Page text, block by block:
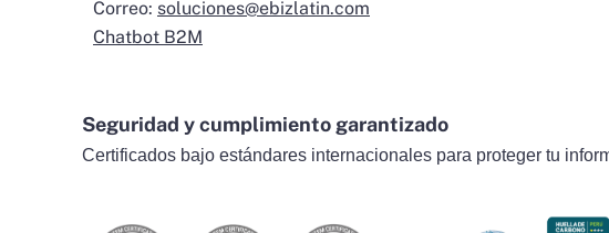
Correo: soluciones@ebizlatin.com
Chatbot B2M
Seguridad y cumplimiento garantizado
Certificados bajo estándares internacionales para proteger tu